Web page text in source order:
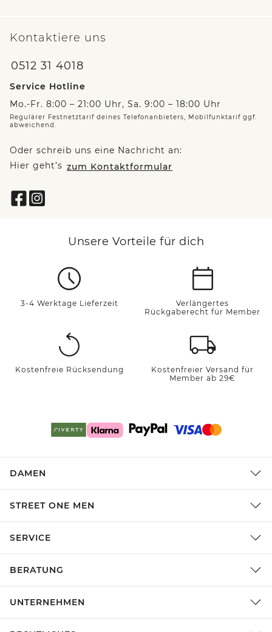
Kontaktiere uns
0512 31 4018
Service Hotline
Mo.-Fr. 8:00 – 21:00 Uhr, Sa. 9:00 – 18:00 Uhr
Regulärer Festnetztarif deines Telefonanbieters, Mobilfunktarif ggf.
abweichend.
Oder schreib uns eine Nachricht an:
Hier geht’s zum Kontaktformular
Unsere Vorteile für dich
3-4 Werktage Lieferzeit
Verlängertes
Rückgaberecht für Member
Kostenfreie Rücksendung
Kostenfreier Versand für
Member ab 29€
DAMEN
STREET ONE MEN
SERVICE
BERATUNG
UNTERNEHMEN